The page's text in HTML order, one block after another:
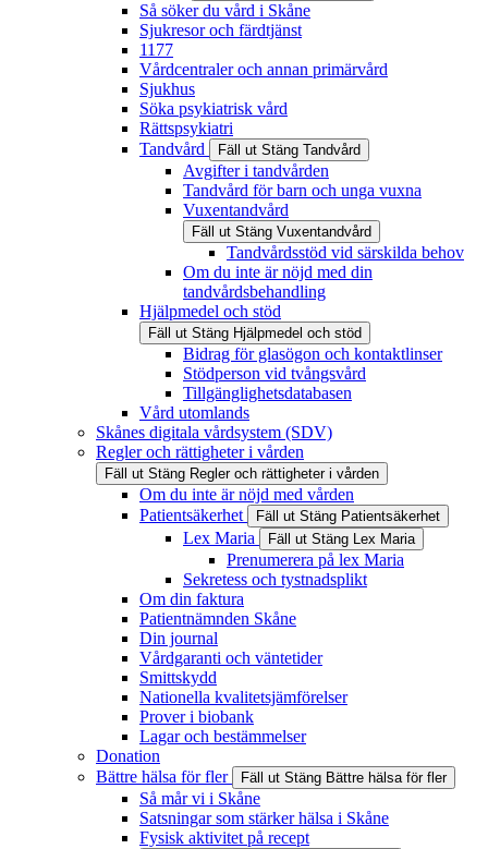
Så söker du vård i Skåne
Sjukresor och färdtjänst
1177
Vårdcentraler och annan primärvård
Sjukhus
Söka psykiatrisk vård
Rättspsykiatri
Tandvård
Fäll ut Stäng Tandvård
Avgifter i tandvården
Tandvård för barn och unga vuxna
Vuxentandvård
Fäll ut Stäng Vuxentandvård
Tandvårdsstöd vid särskilda behov
Om du inte är nöjd med din
tandvårdsbehandling
Hjälpmedel och stöd
Fäll ut Stäng Hjälpmedel och stöd
Bidrag för glasögon och kontaktlinser
Stödperson vid tvångsvård
Tillgänglighetsdatabasen
Vård utomlands
Skånes digitala vårdsystem (SDV)
Regler och rättigheter i vården
Fäll ut Stäng Regler och rättigheter i vården
Om du inte är nöjd med vården
Patientsäkerhet
Fäll ut Stäng Patientsäkerhet
Lex Maria Fäll ut Stäng Lex Maria
Prenumerera på lex Maria
Sekretess och tystnadsplikt
Om din faktura
Patientnämnden Skåne
Din journal
Vårdgaranti och väntetider
Smittskydd
Nationella kvalitetsjämförelser
Prover i biobank
Lagar och bestämmelser
Donation
Bättre hälsa för fler
Fäll ut Stäng Bättre hälsa för fler
Så mår vi i Skåne
Satsningar som stärker hälsa i Skåne
Fysisk aktivitet på recept